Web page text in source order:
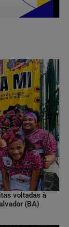
voltadas à
(BA)